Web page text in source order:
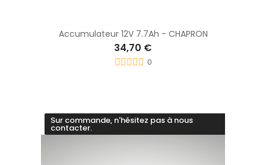
Accumulateur 12V 7.7Ah - CHAPRON
34,70 €
0
Sur commande, n'hésitez pas à nous
contacter.